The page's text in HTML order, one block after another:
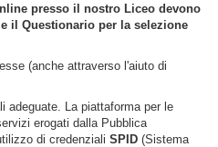
presso il nostro Liceo devono
il Questionario per la selezione
(anche attraverso l'aiuto di
adeguate. La piattaforma per le
erogati dalla Pubblica
di credenzialiSPID (Sistema